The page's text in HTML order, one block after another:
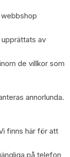
upprättats av
de villkor som
annorlunda.
finns här för att
på telefon